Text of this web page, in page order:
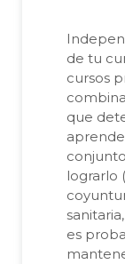
de tu
cursos
que
lograrlo
es